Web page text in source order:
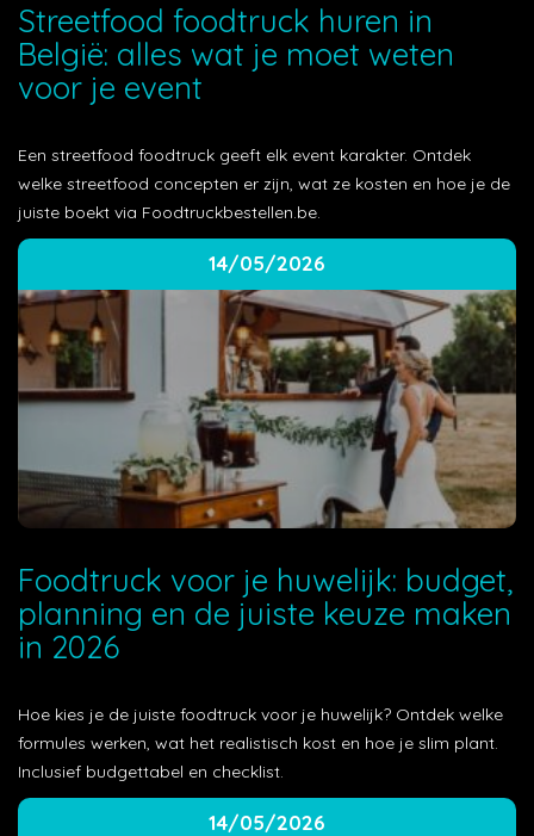
Streetfood foodtruck huren in
België: alles wat je moet weten
voor je event
Een streetfood foodtruck geeft elk event karakter. Ontdek
welke streetfood concepten er zijn, wat ze kosten en hoe je de
juiste boekt via Foodtruckbestellen.be.
14/05/2026
Foodtruck voor je huwelijk: budget,
planning en de juiste keuze maken
in 2026
Hoe kies je de juiste foodtruck voor je huwelijk? Ontdek welke
formules werken, wat het realistisch kost en hoe je slim plant.
Inclusief budgettabel en checklist.
14/05/2026